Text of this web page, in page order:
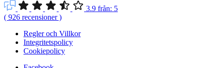
3.9 från: 5
( 926 recensioner)
Regler och Villkor
Integritetspolicy
Cookiepolicy